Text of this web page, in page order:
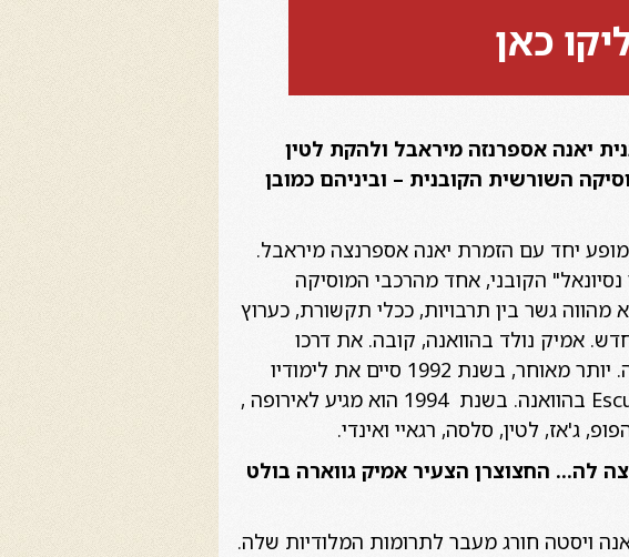
כאן
יאנה אספרנזה מיראבל ולהקת לטין
השורשית הקובנית – וביניהם כמובן
יחד עם הזמרת יאנה אספרנצה מיראבל.
19 הוא מוביל את "ספטטו נסיונאל" הקובני, אחד מהרכבי המוסיקה
מהווה גשר בין תרבויות, ככלי תקשורת, כערוץ
אמיק נולד בהוואנה, קובה. את דרכו
המוסיקלית החל עם אביו כבר בגיל 6 – כאשר הוא מפליא בנגינה על גיטרה. יותר מאוחר, בשנת 1992 סיים את לימודיו
בחצוצרה, כלי הקשה ועיבוד ב-Escuela Nacional de Instructores de Arte בהוואנה. בשנת 1994 הוא מגיע לאירופה ,
ג'אז, לטין, סלסה, רגאיי ואינדי.
לה… החצוצרן הצעיר אמיק גווארה בולט
ויסטה חורג מעבר לתרומות המלודיות שלה.